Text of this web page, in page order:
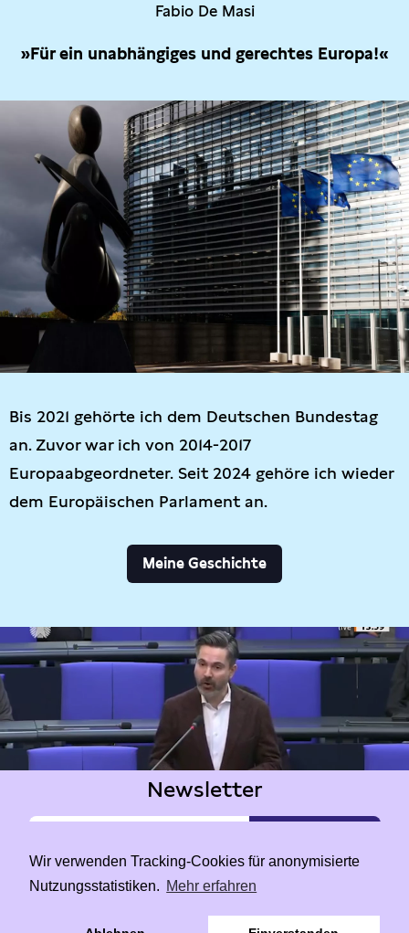
Wir verwenden Tracking-Cookies für anonymisierte
Nutzungsstatistiken. Mehr erfahren
Fabio De Masi
»Für ein unabhängiges und gerechtes Europa!«
Bis 2021 gehörte ich dem Deutschen Bundestag
an. Zuvor war ich von 2014-2017
Europaabgeordneter. Seit 2024 gehöre ich wieder
dem Europäischen Parlament an.
Meine Geschichte
Newsletter